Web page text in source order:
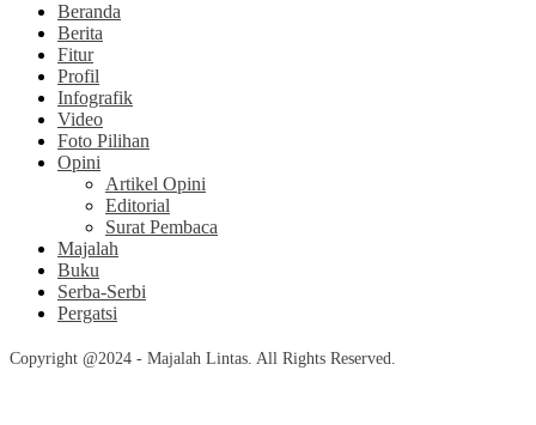
Beranda
Berita
Fitur
Profil
Infografik
Video
Foto Pilihan
Opini
Artikel Opini
Editorial
Surat Pembaca
Majalah
Buku
Serba-Serbi
Pergatsi
Copyright @2024 - Majalah Lintas. All Rights Reserved.